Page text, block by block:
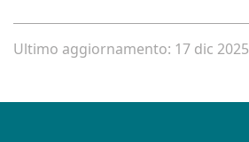
Ultimo aggiornamento: 17 dic 2025